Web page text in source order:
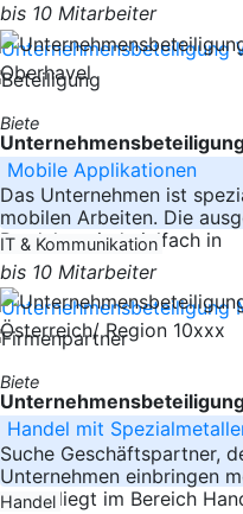
bis 10 Mitarbeiter
Oberhavel
Biete
Mobile Applikationen
Das Unternehmen ist
mobilen Arbeiten. Die
Produkte sind vielfach in
IT & Kommunikation
bis 10 Mitarbeiter
Österreich/ Region 10xxx
Biete
Handel mit
Suche Geschäftspartner,
Unternehmen einbringen
Fokus liegt im Bereich
Handel